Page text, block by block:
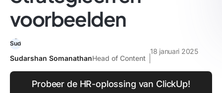
voorbeelden
Sudarshan SomanathanHead of Content
18 januari 2025
Probeer de HR-oplossing van ClickUp!